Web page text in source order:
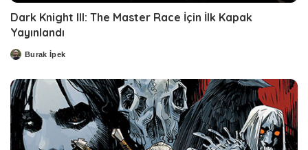
Dark Knight III: The Master Race İçin İlk Kapak
Yayınlandı
PostedBurak İpek